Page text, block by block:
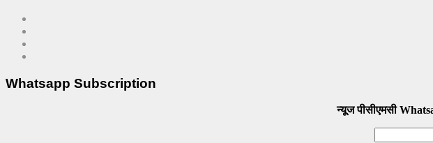
Whatsapp Subscription
न्यूज पीसीएमसी